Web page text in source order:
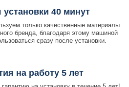
40 минут
только качественные материалы
бренда, благодаря этому машиной
сразу после установки.
на работу 5 лет